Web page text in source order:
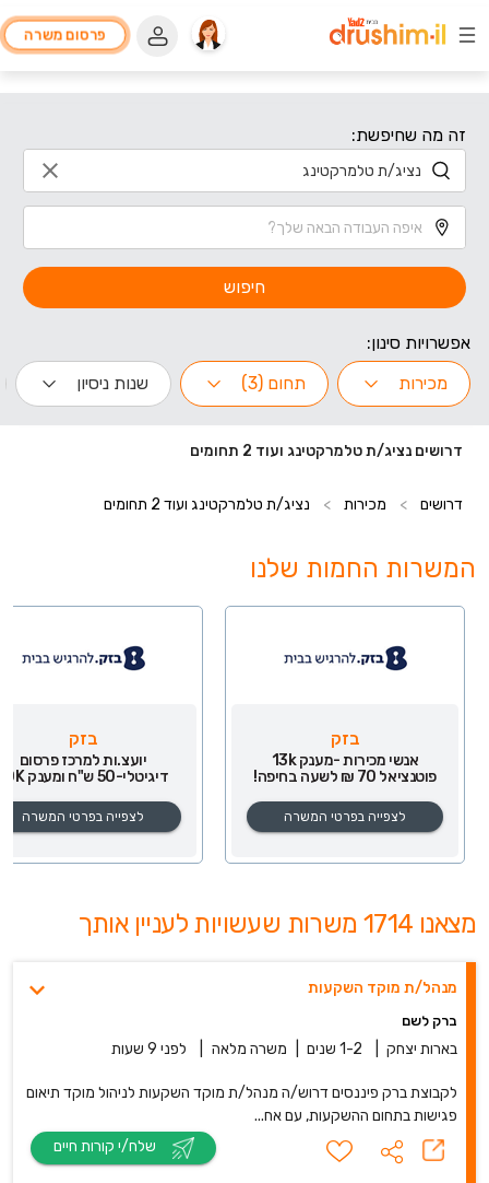
פרסום משרה
זה מה שחיפשת:
חיפוש
אפשרויות סינון:
מכירות
תחום (3) שנות ניסיון
דרושים נציג/ת טלמרקטינג ועוד 2 תחומים
דרושים > מכירות > נציג/ת טלמרקטינג ועוד 2 תחומים
המשרות החמות שלנו
בזק
אנשי מכירות -מענק 13k
פוטנציאל 70 ₪ לשעה בחיפה!
לצפייה בפרטי המשרה
בזק
יועצ.ות למרכז פרסום
דיגיטלי-50 ש"ח ומענק 10K
לצפייה בפרטי המשרה
מצאנו 1714 משרות שעשויות לעניין אותך
מנהל/ת מוקד השקעות
ברק לשם
בארות יצחק 1-2 שנים משרה מלאה לפני 9 שעות
לקבוצת ברק פיננסים דרוש/ה מנהל/ת מוקד השקעות לניהול מוקד תיאום
פגישות בתחום ההשקעות, עם אח...